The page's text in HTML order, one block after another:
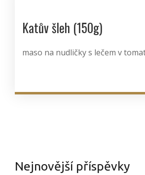
Katův šleh (150g)
maso na nudličky s lečem v
Nejnovější příspěvky